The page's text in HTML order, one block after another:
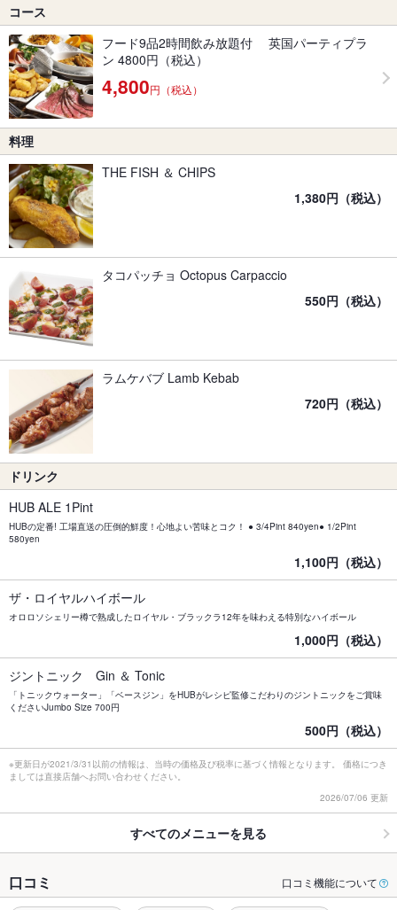
コース
フード9品2時間飲み放題付 英国パーティプラ
ン 4800円（税込）
4,800円（税込）
料理
THE FISH ＆ CHIPS
1,380円（税込）
タコパッチョ Octopus Carpaccio
550円（税込）
ラムケバブ Lamb Kebab
720円（税込）
ドリンク
HUB ALE 1Pint
HUBの定番! 工場直送の圧倒的鮮度！心地よい苦味とコク！ ● 3/4Pint 840yen● 1/2Pint
580yen
1,100円（税込）
ザ・ロイヤルハイボール
オロロソシェリー樽で熟成したロイヤル・ブラックラ12年を味わえる特別なハイボール
1,000円（税込）
ジントニック Gin ＆ Tonic
「トニックウォーター」「ベースジン」をHUBがレシピ監修こだわりのジントニックをご賞味
くださいJumbo Size 700円
500円（税込）
※更新日が2021/3/31以前の情報は、当時の価格及び税率に基づく情報となります。 価格につき
ましては直接店舗へお問い合わせください。
2026/07/06 更新
すべてのメニューを見る
口コミ 口コミ機能について